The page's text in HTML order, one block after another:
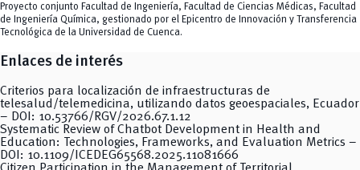
Proyecto conjunto Facultad de Ingeniería, Facultad de Ciencias Médicas, Facultad
de Ingeniería Química, gestionado por el Epicentro de Innovación y Transferencia
Tecnológica de la Universidad de Cuenca.
Enlaces de interés
Criterios para localización de infraestructuras de
telesalud/telemedicina, utilizando datos geoespaciales, Ecuador
– DOI: 10.53766/RGV/2026.67.1.12
Systematic Review of Chatbot Development in Health and
Education: Technologies, Frameworks, and Evaluation Metrics –
DOI: 10.1109/ICEDEG65568.2025.11081666